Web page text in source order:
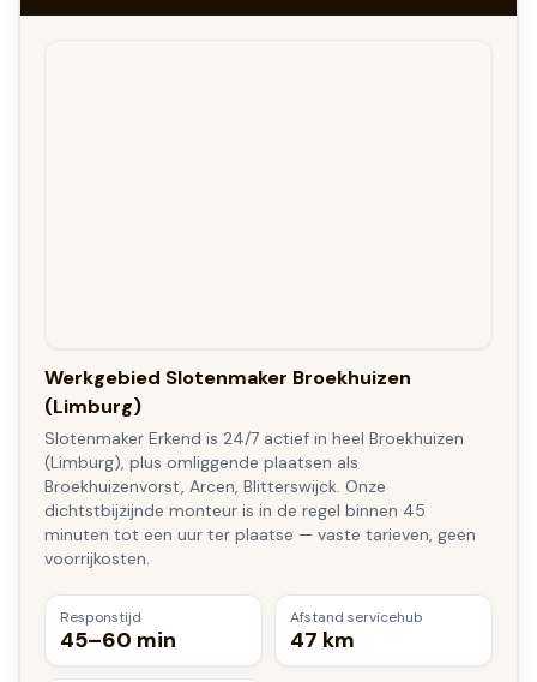
Werkgebied Slotenmaker Broekhuizen
(Limburg)
Slotenmaker Erkend is 24/7 actief in heel Broekhuizen
(Limburg), plus omliggende plaatsen als
Broekhuizenvorst, Arcen, Blitterswijck. Onze
dichtstbijzijnde monteur is in de regel binnen 45
minuten tot een uur ter plaatse — vaste tarieven, geen
voorrijkosten.
Responstijd
45–60 min
Afstand servicehub
47 km